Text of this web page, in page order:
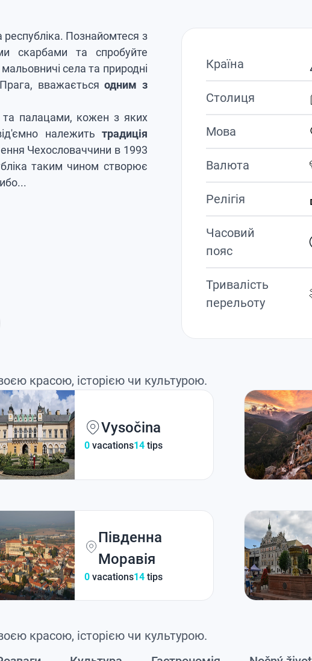
республіка. Познайомтеся з
скарбами та спробуйте
села та природні
Прага, вважаєтьсяодним з
та палацами, кожен з яких
належить традиція
Чехословаччини в 1993
таким чином створює
Країна
Столиця
Мова
Валюта
Релігія
Часовий
пояс
Тривалість
перельоту
красою, історією чи культурою.
Vysočina
0 vacations14 tips
Південна
Моравія
0 vacations14 tips
красою, історією чи культурою.